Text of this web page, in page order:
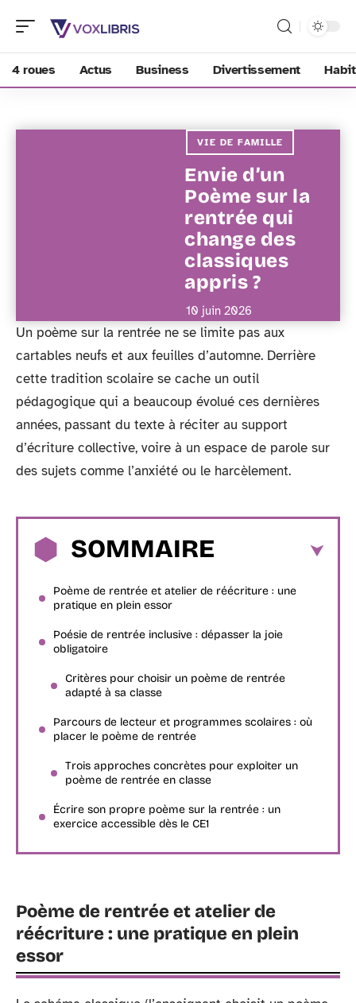
4 roues Actus Business Divertissement
VIE DE FAMILLE
Envie d’un
Poème sur la
rentrée qui
change des
classiques
appris ?
10 juin 2026
Un poème sur la rentrée ne se limite pas aux
cartables neufs et aux feuilles d’automne. Derrière
cette tradition scolaire se cache un outil
pédagogique qui a beaucoup évolué ces dernières
années, passant du texte à réciter au support
d’écriture collective, voire à un espace de parole sur
des sujets comme l’anxiété ou le harcèlement.
SOMMAIRE
Poème de rentrée et atelier de réécriture : une
pratique en plein essor
Poésie de rentrée inclusive : dépasser la joie
obligatoire
Critères pour choisir un poème de rentrée
adapté à sa classe
Parcours de lecteur et programmes scolaires : où
placer le poème de rentrée
Trois approches concrètes pour exploiter un
poème de rentrée en classe
Écrire son propre poème sur la rentrée : un
exercice accessible dès le CE1
Poème de rentrée et atelier de
réécriture : une pratique en plein
essor